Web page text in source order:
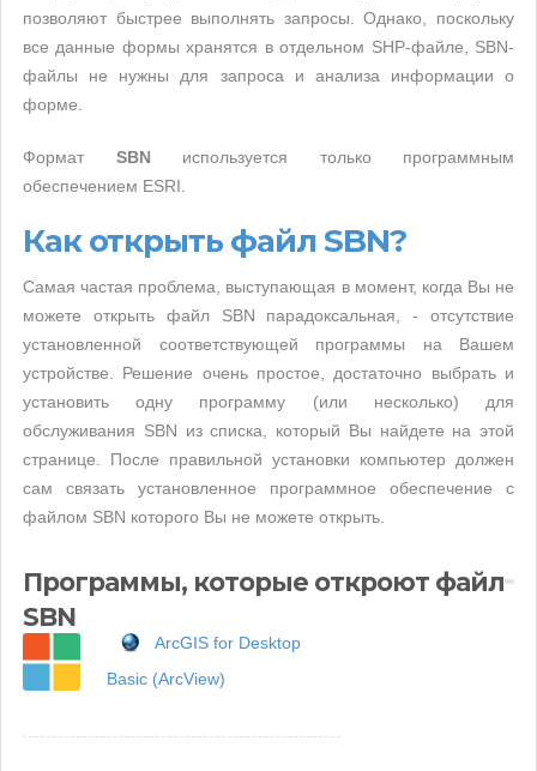
позволяют быстрее выполнять запросы. Однако, поскольку
все данные формы хранятся в отдельном SHP-файле, SBN-
файлы не нужны для запроса и анализа информации о
форме.
Формат SBN используется только программным
обеспечением ESRI.
Как открыть файл SBN?
Самая частая проблема, выступающая в момент, когда Вы не
можете открыть файл SBN парадоксальная, - отсутствие
установленной соответствующей программы на Вашем
устройстве. Решение очень простое, достаточно выбрать и
установить одну программу (или несколько) для
обслуживания SBN из списка, который Вы найдете на этой
странице. После правильной установки компьютер должен
сам связать установленное программное обеспечение с
файлом SBN которого Вы не можете открыть.
Программы, которые откроют файл
SBN
ArcGIS for Desktop
Basic (ArcView)